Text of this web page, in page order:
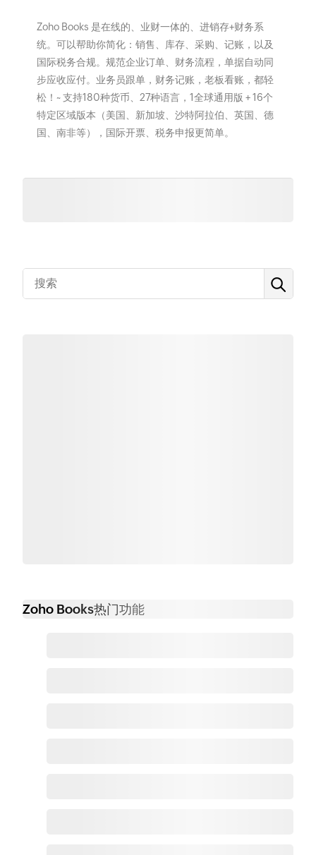
Zoho Books 是在线的、业财一体的、进销存+财务系
统。可以帮助你简化：销售、库存、采购、记账，以及
国际税务合规。规范企业订单、财务流程，单据自动同
步应收应付。业务员跟单，财务记账，老板看账，都轻
松！~ 支持180种货币、27种语言，1全球通用版 + 16个
特定区域版本（美国、新加坡、沙特阿拉伯、英国、德
国、南非等），国际开票、税务申报更简单。
Zoho Books热门功能